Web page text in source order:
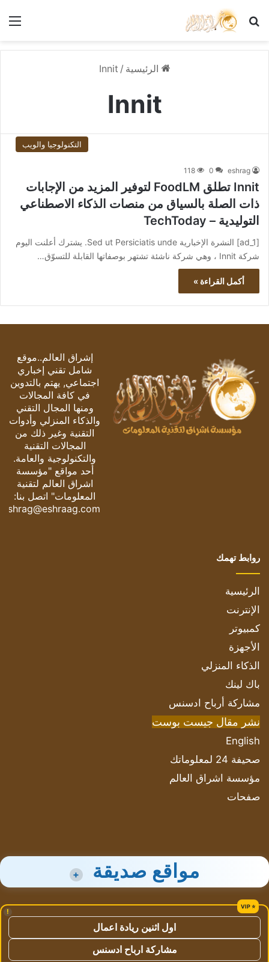
بحث عن
الرئيسية /
Innit
Innit
التكنولوجيا والويب
eshrag
0
118
Innit تطلق FoodLM لتوفير المزيد من الإجابات
ذات الصلة بالسياق من منصات الذكاء الاصطناعي
التوليدية – TechToday
[ad_1] النشرة الإخبارية Sed ut Persiciatis unde. يشترك أعلنت اليوم
شركة Innit ، وهي شركة ناشئة تشتهر بوصفاتها القابلة للتسوّق…
أكمل القراءة »
إشراق العالم..موقع
شامل تقني إخباري
اجتماعي, يهتم بالتدوين
في كافة المجالات
ومنها المجال التقني
والذكاء المنزلي وأدوات
التقنية وغير ذلك من
المجالات التقنية
والتكنولوجية والعامة.
أحد مواقع "مؤسسة
اشراق العالم لتقنية
المعلومات" اتصل بنا:
eshrag@eshraag.com
روابط تهمك
الرئيسية
الإنترنت
كمبيوتر
الأجهزة
الذكاء المنزلي
باك لينك
مشاركة أرباح ادسنس
نشر مقال جيست بوست
English
صحيفة 24 لمعلوماتك
مؤسسة اشراق العالم
صفحات
مواقع صديقة +
!
اول اثنين ريادة اعمال
مشاركة ارباح ادسنس